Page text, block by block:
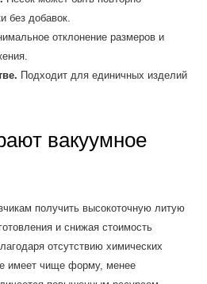
без добавок.
отклонение размеров и
Подходит для единичных изделий
вакуумное
получить высокоточную литую
и снижая стоимость
отсутствию химических
имеет чище форму, менее